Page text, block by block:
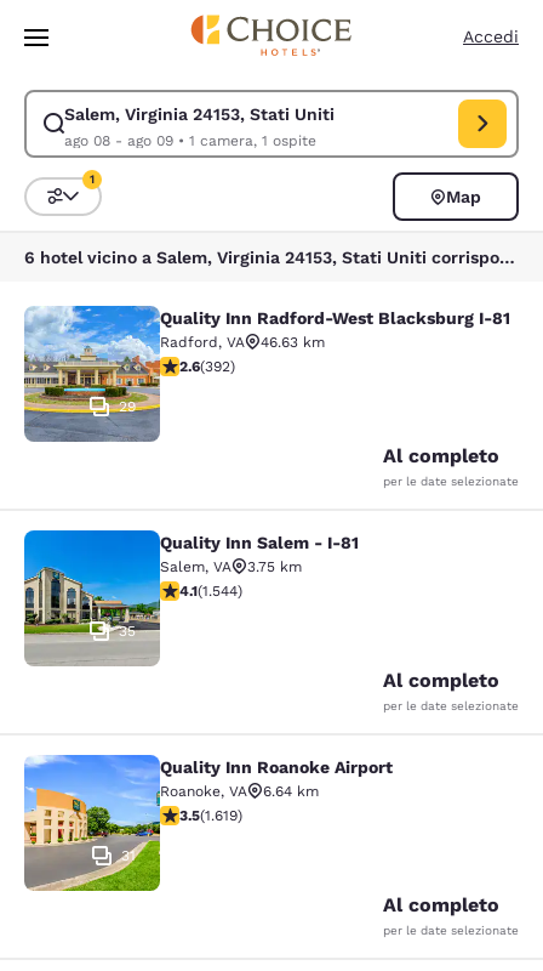
Vai A Contenuto Principale
Accedi
Salem, Virginia 24153, Stati Uniti
ago 08 - ago 09• 1 camera, 1 ospite
Modifica la ricerca per Salem, Virginia 24153, Stati Uniti. Data di
Ordina e filtra
1
Map
6 hotel vicino a Salem, Virginia 24153, Stati Uniti corrispondono ai tuoi filtri
Quality Inn Radford-West
29
Quality Inn Radford-West Blacksburg I-81
Radford, VA
46.63 km
Valutazione di 2.63 stelle. Discreto. 392 recensioni
2.6(392)
Al completo
per le date selezionate
Quality Inn Salem - I-81
35
Quality Inn Salem - I-81
Salem, VA
3.75 km
Valutazione di 4.07 stelle. Molto buono. 1544
4.1(1.544)
Al completo
per le date selezionate
Quality Inn Roanoke Airport
31
Quality Inn Roanoke Airport
Roanoke, VA
6.64 km
Valutazione di 3.52 stelle. Buono. 1619 recensioni
3.5(1.619)
Al completo
per le date selezionate